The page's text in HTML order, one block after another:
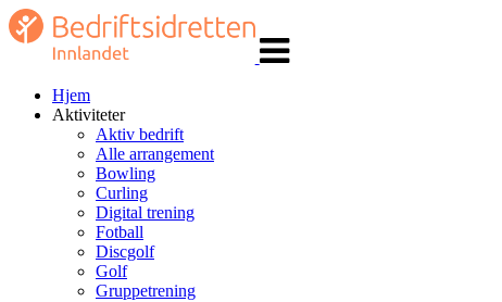
navigasjon
Hjem
Aktiviteter
Aktiv bedrift
Alle arrangement
Bowling
Curling
Digital trening
Fotball
Discgolf
Golf
Gruppetrening